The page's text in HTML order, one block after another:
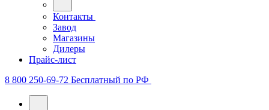
Контакты
Завод
Магазины
Дилеры
Прайс-лист
8 800 250-69-72 Бесплатный по РФ